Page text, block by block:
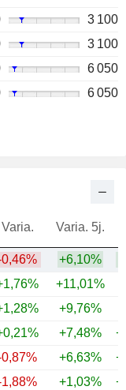
3 100
3 100
6 050
6 050
Varia. Varia. 5j.
+6,10%
+11,01%
+9,76%
+7,48%
+6,63%
+1,03%